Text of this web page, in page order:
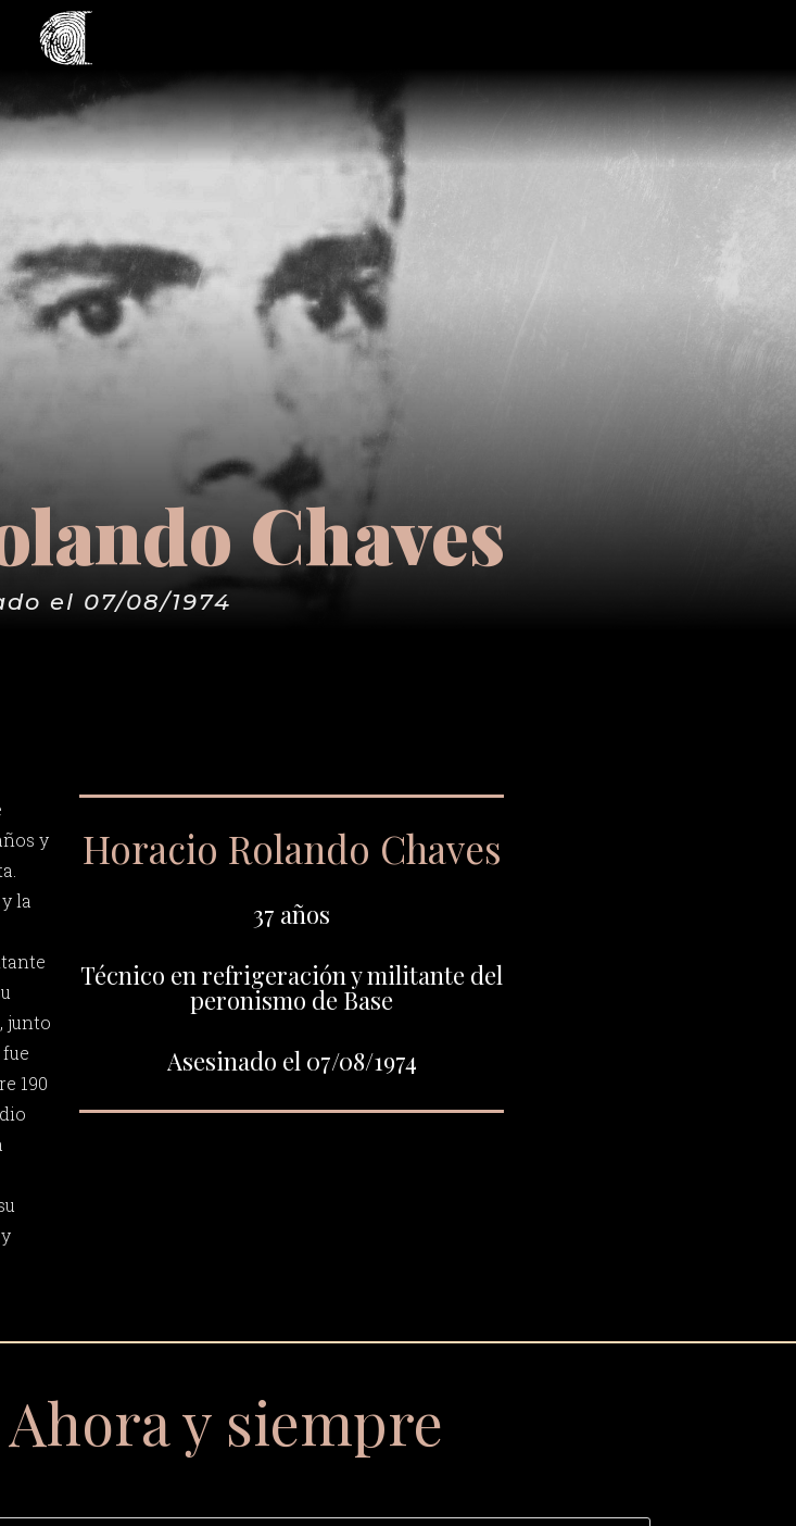
Chaves
el 07/08/1974
y
la
junto
190
Horacio Rolando Chaves
37 años
Técnico en refrigeración y militante del
peronismo de Base
Asesinado el 07/08/1974
y siempre